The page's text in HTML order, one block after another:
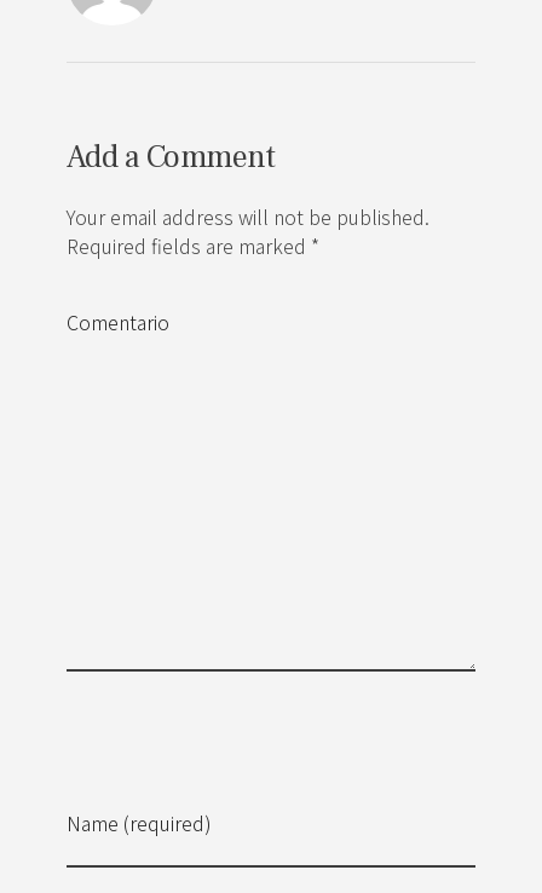
Add a Comment
Your email address will not be published.
Required fields are marked *
Name (required)
Comentario